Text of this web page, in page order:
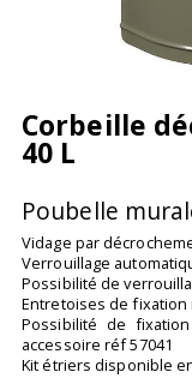
Corbeille
40 L
Poubelle
Vidage par
Verrouillage
Possibilité de
Entretoises de
Possibilité de
accessoire réf 57041
Kit étriers disponible